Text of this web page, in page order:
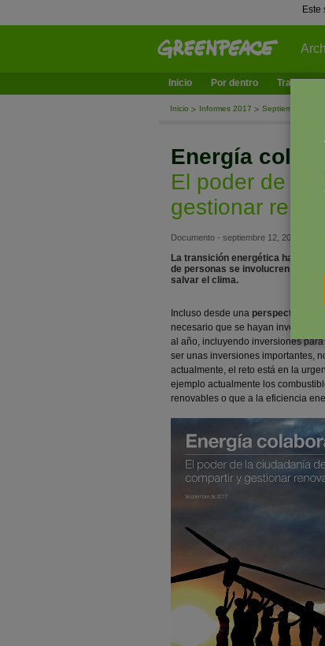
Este
Inicio Por dentro
Inicio Informes 2017 Septiembre
Energía
El poder de la
gestionar
Documento - septiembre 12, 2017
La transición energética hacia un
de personas se involucren en ella
salvar el clima.
Incluso desde una perspectiva
necesario que se hayan invertido
al año, incluyendo inversiones
ser unas inversiones importantes,
actualmente, el reto está en la
ejemplo actualmente los
renovables o que a la eficiencia